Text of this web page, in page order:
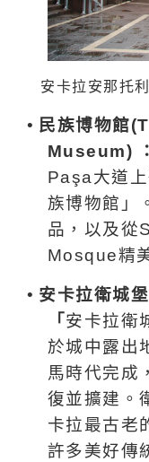
安卡拉安那托
• 民族博物館
Museum)
：
Paşa大道
族博物館」
品，以及從
Mosque精
• 安卡拉衛城堡
「 安卡拉衛
於城中露出
馬時代完成
復並擴建。
卡拉最古老
許多美好傳